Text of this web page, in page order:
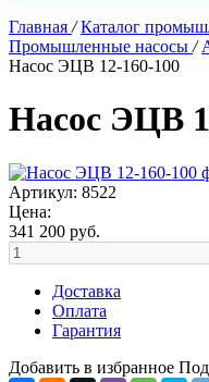
Главная / Каталог
Промышленные насосы /
Насос ЭЦВ 12-160-100
Насос ЭЦВ
Артикул: 8522
Цена:
341 200 руб.
Доставка
Оплата
Гарантия
Добавить в избранное